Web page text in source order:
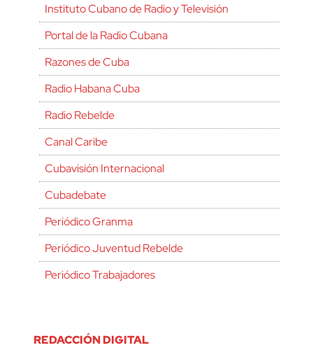
Instituto Cubano de Radio y Televisión
Portal de la Radio Cubana
Razones de Cuba
Radio Habana Cuba
Radio Rebelde
Canal Caribe
Cubavisión Internacional
Cubadebate
Periódico Granma
Periódico Juventud Rebelde
Periódico Trabajadores
REDACCIÓN DIGITAL